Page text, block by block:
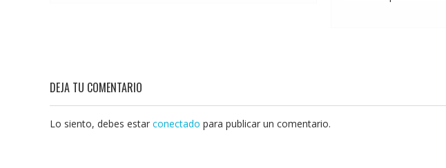
DEJA TU COMENTARIO
Lo siento, debes estar conectado para publicar un comentario.